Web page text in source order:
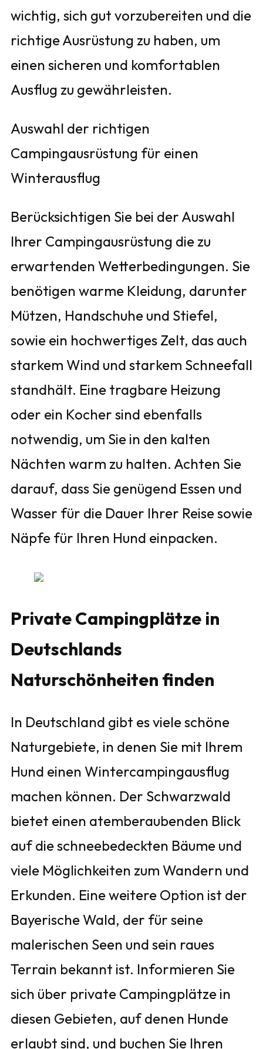
wichtig, sich gut vorzubereiten und die
richtige Ausrüstung zu haben, um
einen sicheren und komfortablen
Ausflug zu gewährleisten.
Auswahl der richtigen
Campingausrüstung für einen
Winterausflug
Berücksichtigen Sie bei der Auswahl
Ihrer Campingausrüstung die zu
erwartenden Wetterbedingungen. Sie
benötigen warme Kleidung, darunter
Mützen, Handschuhe und Stiefel,
sowie ein hochwertiges Zelt, das auch
starkem Wind und starkem Schneefall
standhält. Eine tragbare Heizung
oder ein Kocher sind ebenfalls
notwendig, um Sie in den kalten
Nächten warm zu halten. Achten Sie
darauf, dass Sie genügend Essen und
Wasser für die Dauer Ihrer Reise sowie
Näpfe für Ihren Hund einpacken.
Private Campingplätze in
Deutschlands
Naturschönheiten finden
In Deutschland gibt es viele schöne
Naturgebiete, in denen Sie mit Ihrem
Hund einen Wintercampingausflug
machen können. Der Schwarzwald
bietet einen atemberaubenden Blick
auf die schneebedeckten Bäume und
viele Möglichkeiten zum Wandern und
Erkunden. Eine weitere Option ist der
Bayerische Wald, der für seine
malerischen Seen und sein raues
Terrain bekannt ist. Informieren Sie
sich über private Campingplätze in
diesen Gebieten, auf denen Hunde
erlaubt sind, und buchen Sie Ihren